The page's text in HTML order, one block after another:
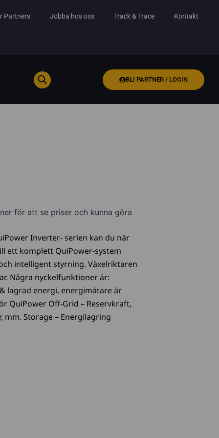
Partners Jobba hos oss Track & Trace Kontakt
BLI PARTNER / LOGIN
för att se priser och kunna göra
Inverter- serien kan du när
ett komplett QuiPower-system
intelligent styrning. Växelriktaren
Några nyckelfunktioner är:
lagrad energi, energimätare är
QuiPower Off-Grid – Reservkraft,
Storage – Energilagring